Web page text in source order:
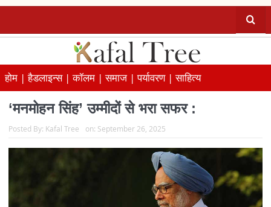
होम |हैडलाइन्स |कॉलम |समाज |पर्यावरण |साहित्य
‘मनमोहन सिंह’ उम्मीदों से भरा सफर :
Posted By: Kafal Tree on: September 26, 2025